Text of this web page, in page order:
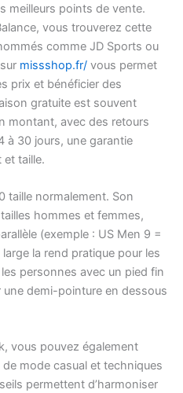
meilleurs points de vente.
vous trouverez cette
comme JD Sports ou
missshop.fr/ vous permet
prix et bénéficier des
gratuite est souvent
montant, avec des retours
à 30 jours, une garantie
taille.
taille normalement. Son
hommes et femmes,
(exemple : US Men 9 =
la rend pratique pour les
personnes avec un pied fin
demi-pointure en dessous
vous pouvez également
mode casual et techniques
permettent d’harmoniser